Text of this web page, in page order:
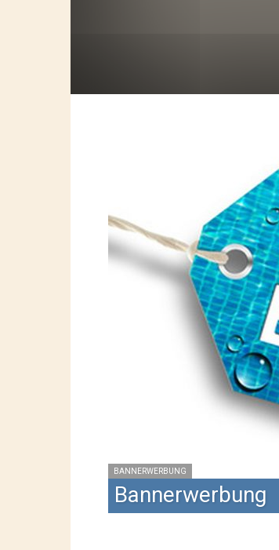
BANNERWERBUNG
Bannerwerbung